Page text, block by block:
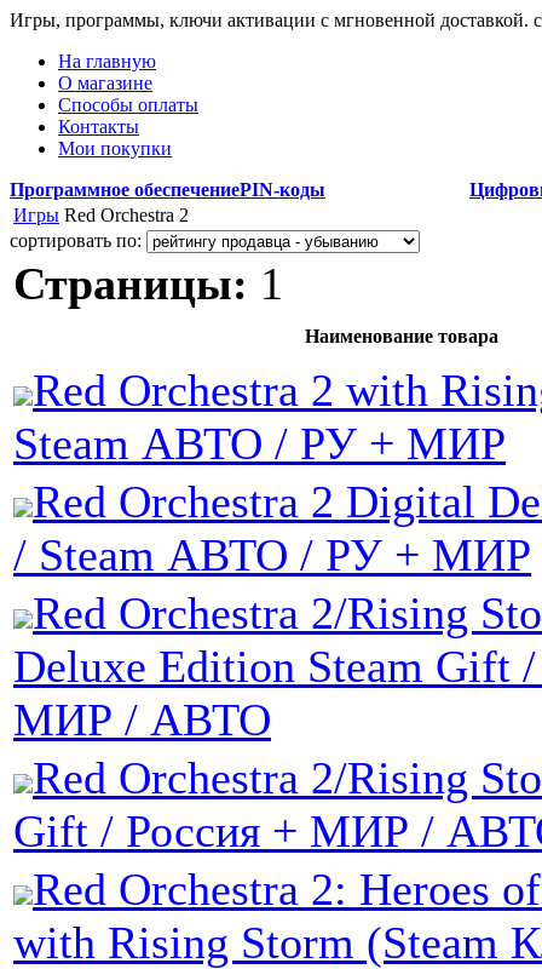
Игры, программы, ключи активации с мгновенной доставкой.
На главную
О магазине
Способы оплаты
Контакты
Мои покупки
Программное обеспечениеPIN-коды
Игры Red Orchestra 2
сортировать по:
Страницы: 1
Наименование товара
Red Orchestra 2 with
Steam АВТО / РУ + МИР
Red Orchestra 2 Digital
/ Steam АВТО / РУ + МИР
Red Orchestra 2/Rising
Deluxe Edition Steam Gift
МИР / АВТО
Red Orchestra 2/Rising
Gift / Россия + МИР /
Red Orchestra 2: Heroes
with Rising Storm (Steam